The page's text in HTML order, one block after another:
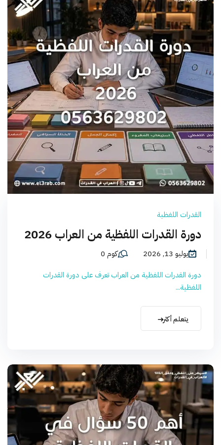
القدرات اللفظية
دورة القدرات اللفظية من العراب 2026
يوليو 13, 2026
كوم 0
دورة القدرات اللفظية من العراب تعرف على دورة القدرات
اللفظية...
يتعلم أكثر